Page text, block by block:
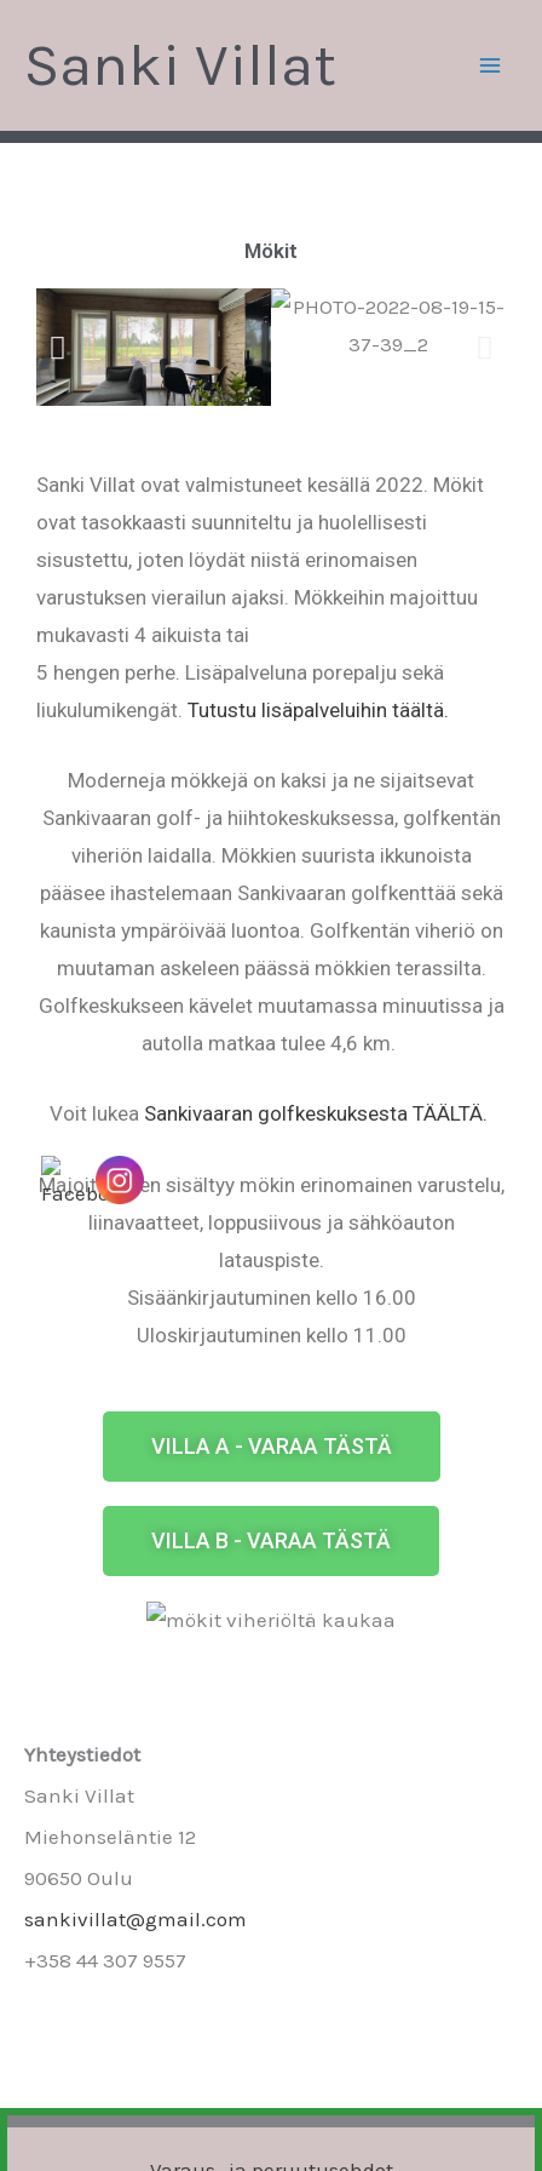
sisältöön
Sanki Villat
Mökit
Sanki Villat ovat valmistuneet kesällä 2022. Mökit
ovat tasokkaasti suunniteltu ja huolellisesti
sisustettu, joten löydät niistä erinomaisen
varustuksen vierailun ajaksi. Mökkeihin majoittuu
mukavasti 4 aikuista tai
5 hengen perhe. Lisäpalveluna porepalju sekä
liukulumikengät. Tutustu lisäpalveluihin täältä.
Moderneja mökkejä on kaksi ja ne sijaitsevat
Sankivaaran golf- ja hiihtokeskuksessa, golfkentän
viheriön laidalla. Mökkien suurista ikkunoista
pääsee ihastelemaan Sankivaaran golfkenttää sekä
kaunista ympäröivää luontoa. Golfkentän viheriö on
muutaman askeleen päässä mökkien terassilta.
Golfkeskukseen kävelet muutamassa minuutissa ja
autolla matkaa tulee 4,6 km.
Voit lukea Sankivaaran golfkeskuksesta TÄÄLTÄ.
Majoitukseen sisältyy mökin erinomainen varustelu,
liinavaatteet, loppusiivous ja sähköauton
latauspiste.
Sisäänkirjautuminen kello 16.00
Uloskirjautuminen kello 11.00
VILLA A - VARAA TÄSTÄ
VILLA B - VARAA TÄSTÄ
Yhteystiedot
Sanki Villat
Miehonseläntie 12
90650 Oulu
sankivillat@gmail.com
+358 44 307 9557